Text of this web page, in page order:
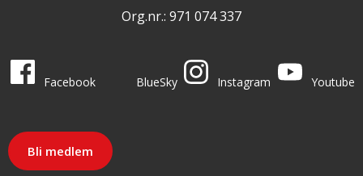
Org.nr.: 971 074 337
LO i sosiale medier
Facebook
BlueSky
Instagram
Youtube
Bli medlem